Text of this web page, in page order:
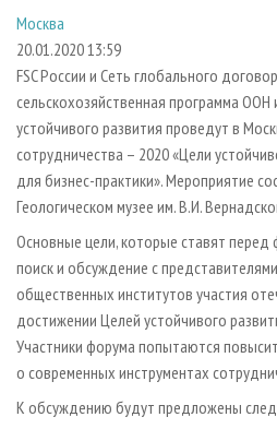
СУШКА ДРЕВЕСИНЫ
ПРОИЗВОДСТВО ДРЕВЕСНЫХ
ДЕРЕВЯННОЕ ДОМОСТРОЕНИЕ
ПРОИЗВОДСТВО МЕБЕЛИ
БИОЭНЕРГЕТИКА
ИНСТРУМЕНТ И МАТЕРИАЛЫ
ПЕРСОНЫ
МОБИЛЬНЫЕ ВЫСТАВКИ
ОФИЦИАЛЬНЫЕ ДЕЛЕГАЦИИ
ПРИОРИТЕТНЫЕ
RUSSIAN FORESTRY REVIEW
БИБЛИОТЕКА СПЕЦИАЛИСТА
КОНТАКТЫ
РЕКЛАМОДАТЕЛЯМ
РЕКЛАМА
РЕКЛАМА НА САЙТЕ
Москва
20.01.2020 13:59
FSC России и Сеть глобального
сельскохозяйственная программа
устойчивого развития проведут в
сотрудничества – 2020 «Цели
для бизнес-практики». Мероприятие
Геологическом музее им. В.И.
Основные цели, которые ставят перед
поиск и обсуждение с
общественных институтов участия
достижении Целей устойчивого
Участники форума попытаются
о современных инструментах
К обсуждению будут предложены